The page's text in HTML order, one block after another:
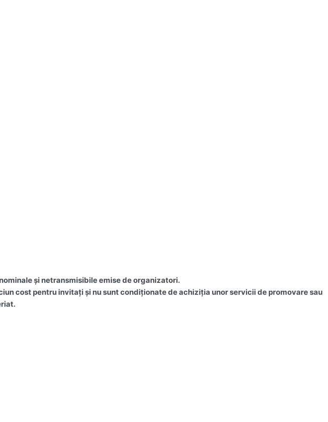
și netransmisibile emise de organizatori.
cost pentru invitați și nu sunt condiționate de achiziția unor servicii de promovare sau